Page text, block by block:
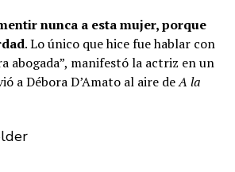
nunca a esta mujer, porque
. Lo único que hice fue hablar con
abogada”, manifestó la actriz en un
a Débora D’Amato al aire deA la